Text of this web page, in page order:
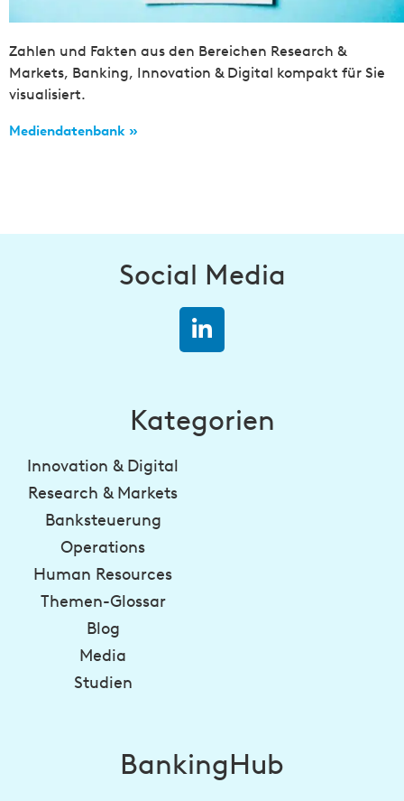
Zahlen und Fakten aus den Bereichen Research &
Markets, Banking, Innovation & Digital kompakt für Sie
visualisiert.
Mediendatenbank »
Social Media
Kategorien
Innovation & Digital
Research & Markets
Banksteuerung
Operations
Human Resources
Themen-Glossar
Blog
Media
Studien
BankingHub